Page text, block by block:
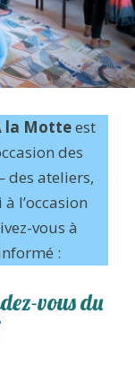
la Motteest
des
des ateliers,
l’occasion
vous à
:
vous du